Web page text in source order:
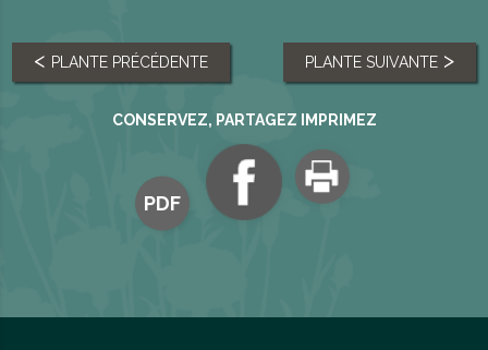
PLANTE PRÉCÉDENTE PLANTE SUIVANTE
CONSERVEZ, PARTAGEZ IMPRIMEZ
PDF